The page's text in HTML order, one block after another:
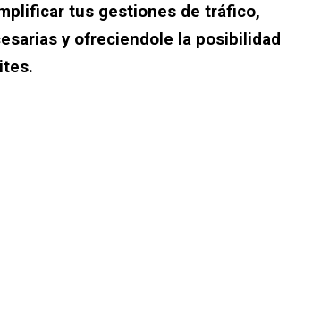
tus gestiones de tráfico,
y ofreciendole la posibilidad